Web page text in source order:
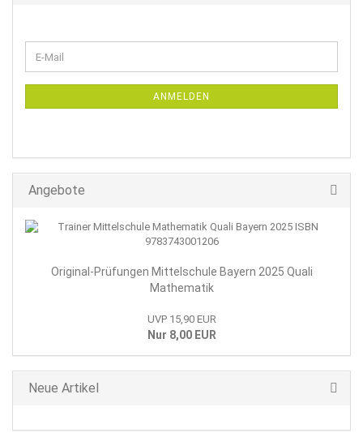
ZUR
E-
Mail
ANMELDEN
Angebote
Original-Prüfungen Mittelschule Bayern 2025 Quali
Mathematik
UVP 15,90 EUR
Nur 8,00 EUR
Neue Artikel